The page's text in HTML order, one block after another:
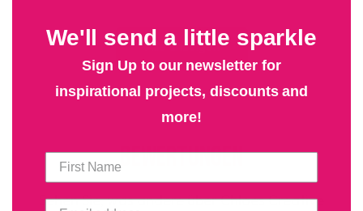
Alle anzeigen
Bewertungen
Sehen Sie, was andere über Chloes Creative
We'll send a little sparkle
Sign Up to our newsletter for
inspirational projects, discounts and
more!